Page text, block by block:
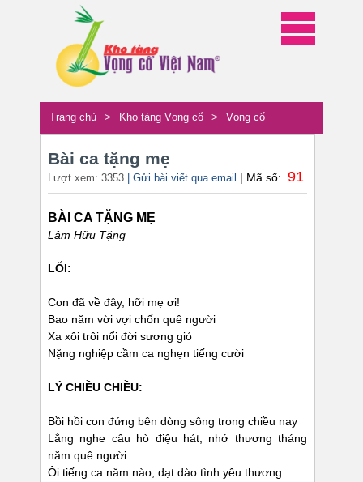
Trang chủ > Kho tàng Vọng cổ > Vọng cổ
Bài ca tặng mẹ
Lượt xem: 3353 | Gửi bài viết qua email | Mã số: 91
BÀI CA TẶNG MẸ
Lâm Hữu Tặng
LỐI:
Con đã về đây, hỡi mẹ ơi!
Bao năm vời vợi chốn quê người
Xa xôi trôi nổi đời sương gió
Nặng nghiệp cầm ca nghẹn tiếng cười
LÝ CHIỀU CHIỀU:
Bồi hồi con đứng bên dòng sông trong chiều nay
Lắng nghe câu hò điệu hát, nhớ thương tháng
năm quê người
Ôi tiếng ca năm nào, dạt dào tình yêu thương